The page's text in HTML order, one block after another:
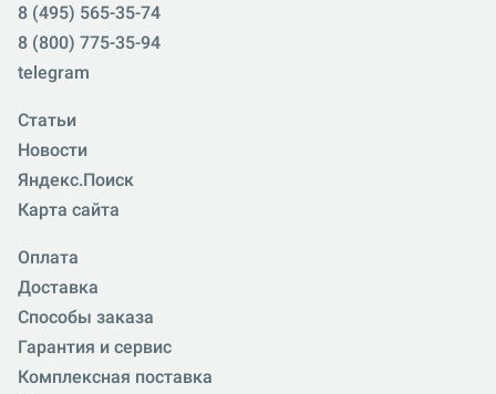
8 (495) 565-35-74
8 (800) 775-35-94
telegram
Статьи
Новости
Яндекс.Поиск
Карта сайта
Оплата
Доставка
Способы заказа
Гарантия и сервис
Комплексная поставка